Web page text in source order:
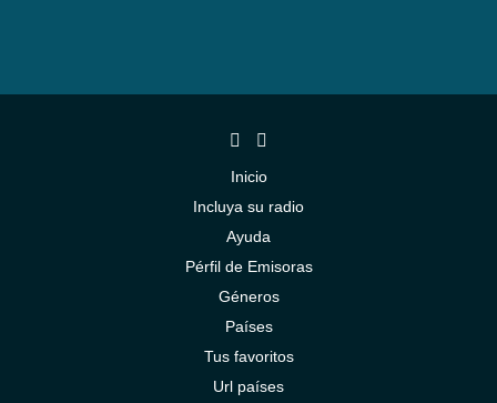
Inicio
Incluya su radio
Ayuda
Pérfil de Emisoras
Géneros
Países
Tus favoritos
Url países